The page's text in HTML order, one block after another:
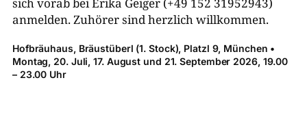
anmelden. Zuhörer sind herzlich willkommen.
Hofbräuhaus, Bräustüberl (1. Stock), Platzl 9, München •
Montag, 20. Juli, 17. August und 21. September 2026, 19.00
– 23.00 Uhr